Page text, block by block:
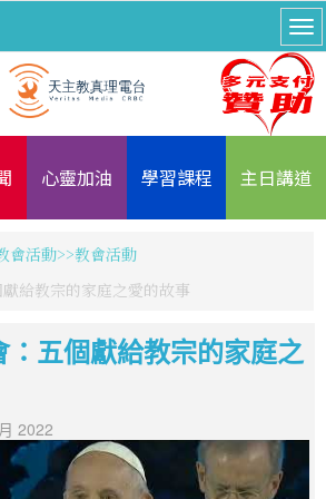
心靈加油 學習課程 主日講道
會活動
教會活動
給教宗的家庭之愛的故事
：五個獻給教宗的家庭之
2022